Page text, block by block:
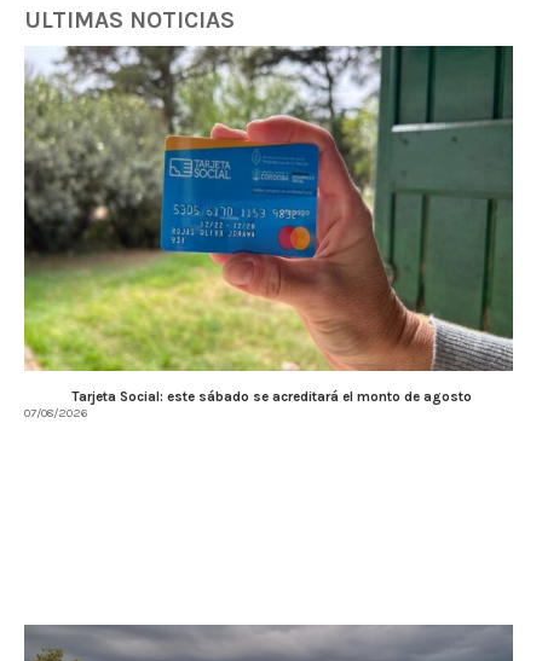
ULTIMAS NOTICIAS
Tarjeta Social: este sábado se acreditará el monto de agosto
07/08/2026